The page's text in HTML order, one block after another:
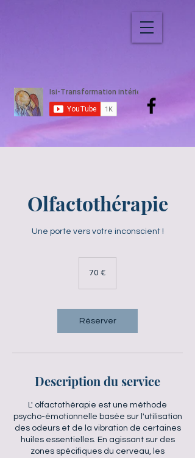
Olfactothérapie
Une porte vers votre inconscient !
70 €
Réserver
Description du service
L' olfactothérapie est une méthode
psycho-émotionnelle basée sur l'utilisation
des odeurs et de la vibration de certaines
huiles essentielles. En agissant sur des
zones spécifiques du cerveau, les